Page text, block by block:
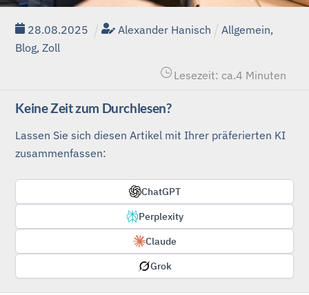
28.08.2025 Alexander Hanisch Allgemein,
Blog,Zoll
Lesezeit: ca.4 Minuten
Keine Zeit zum Durchlesen?
Lassen Sie sich diesen Artikel mit Ihrer präferierten KI
zusammenfassen:
ChatGPT
Perplexity
Claude
Grok